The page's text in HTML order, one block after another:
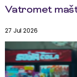
Vatromet
27 Jul 2026